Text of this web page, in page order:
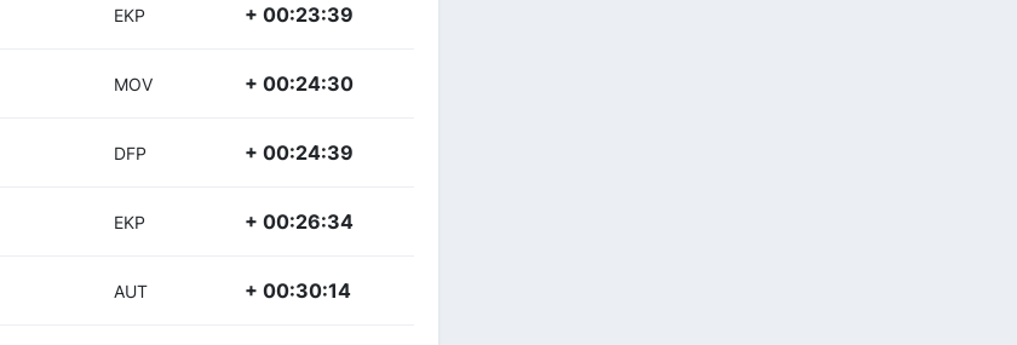
EKP + 00:23:39
MOV + 00:24:30
DFP + 00:24:39
EKP + 00:26:34
AUT + 00:30:14